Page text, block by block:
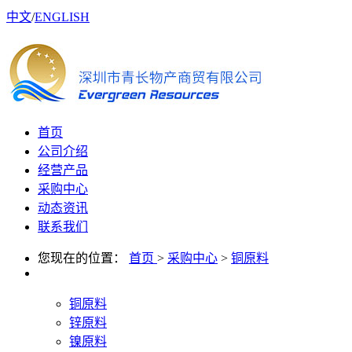
中文/ENGLISH
首页
公司介绍
经营产品
采购中心
动态资讯
联系我们
您现在的位置： 首页 > 采购中心 > 铜原料
铜原料
锌原料
镍原料